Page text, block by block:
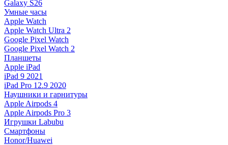
Galaxy S26
Умные часы
Apple Watch
Apple Watch Ultra 2
Google Pixel Watch
Google Pixel Watch 2
Планшеты
Apple iPad
iPad 9 2021
iPad Pro 12.9 2020
Наушники и гарнитуры
Apple Airpods 4
Apple Airpods Pro 3
Игрушки Labubu
Смартфоны
Honor/Huawei